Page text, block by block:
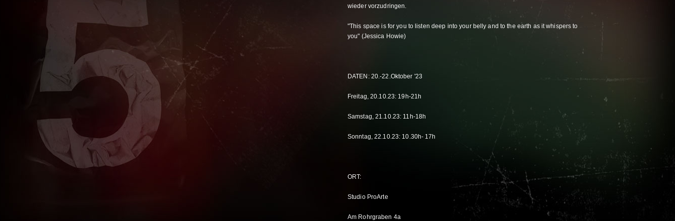
wieder vorzudringen.
"This space is for you to listen deep into your belly and to the earth as it whispers to
you" (Jessica Howie)
DATEN: 20.-22.Oktober '23
Freitag, 20.10.23: 19h-21h
Samstag, 21.10.23: 11h-18h
Sonntag, 22.10.23: 10.30h- 17h
ORT:
Studio ProArte
Am Rohrgraben 4a